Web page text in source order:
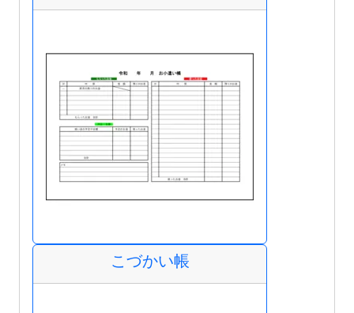
こづかい帳